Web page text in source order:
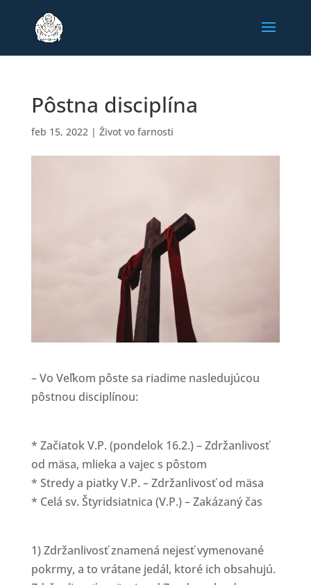
Pôstna disciplína
feb 15, 2022| Život vo farnosti
– Vo Veľkom pôste sa riadime nasledujúcou
pôstnou disciplínou:
* Začiatok V.P. (pondelok 16.2.) – Zdržanlivosť
od mäsa, mlieka a vajec s pôstom
* Stredy a piatky V.P. – Zdržanlivosť od mäsa
* Celá sv. Štyridsiatnica (V.P.) – Zakázaný čas
1) Zdržanlivosť znamená nejesť vymenované
pokrmy, a to vrátane jedál, ktoré ich obsahujú.